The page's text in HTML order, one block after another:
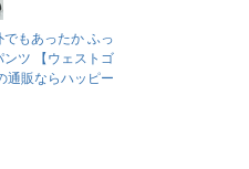
もあったか ふっ
ンツ 【ウェストゴ
通販ならハッピー